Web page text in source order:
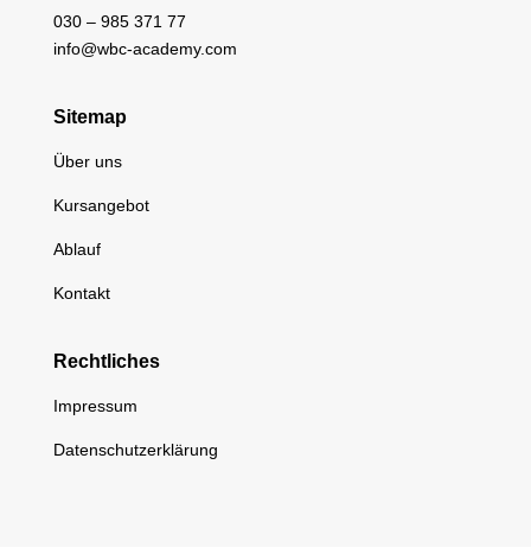
030 – 985 371 77
info@wbc-academy.com
Sitemap
Über uns
Kursangebot
Ablauf
Kontakt
Rechtliches
Impressum
Datenschutzerklärung